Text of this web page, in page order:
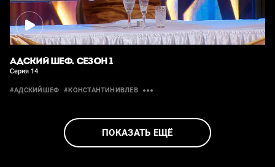
АДСКИЙ ШЕФ. СЕЗОН 1
Серия 14
#АДСКИЙШЕФ #КОНСТАНТИНИВЛЕВ
ПОКАЗАТЬ ЕЩЁ